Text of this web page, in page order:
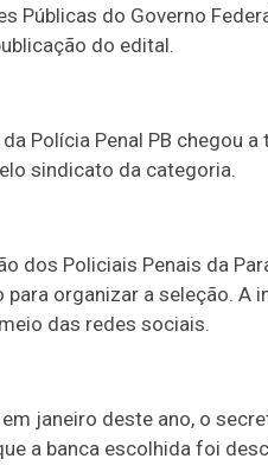
Públicas do Governo
do edital.
Polícia Penal PB chegou
sindicato da categoria.
dos Policiais Penais da
para organizar a seleção. A
das redes sociais.
janeiro deste ano, o
a banca escolhida foi